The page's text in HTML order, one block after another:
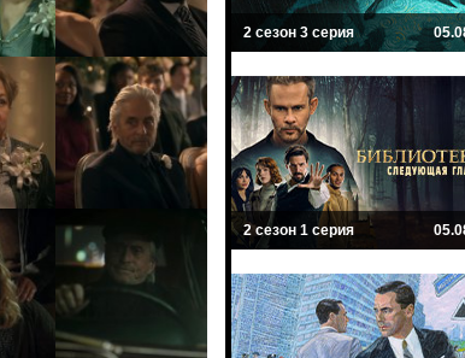
2 сезон 3 серия
2 сезон 1 серия